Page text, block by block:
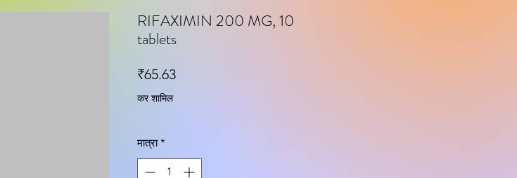
RIFAXIMIN 200 MG, 10
tablets
₹65.63मूल्य
कर शामिल
मात्रा *